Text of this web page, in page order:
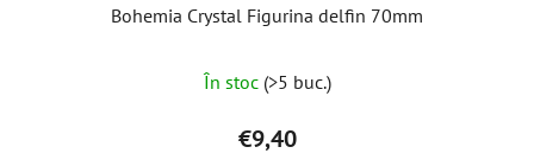
Bohemia Crystal Figurina delfin 70mm
În stoc (>5 buc.)
€9,40